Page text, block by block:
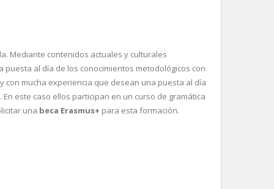
. Mediante contenidos actuales y culturales
al día de los conocimientos metodológicos con
mucha experiencia que desean una puesta al día
este caso ellos participan en un curso de gramática
una beca Erasmus+ para esta formación.